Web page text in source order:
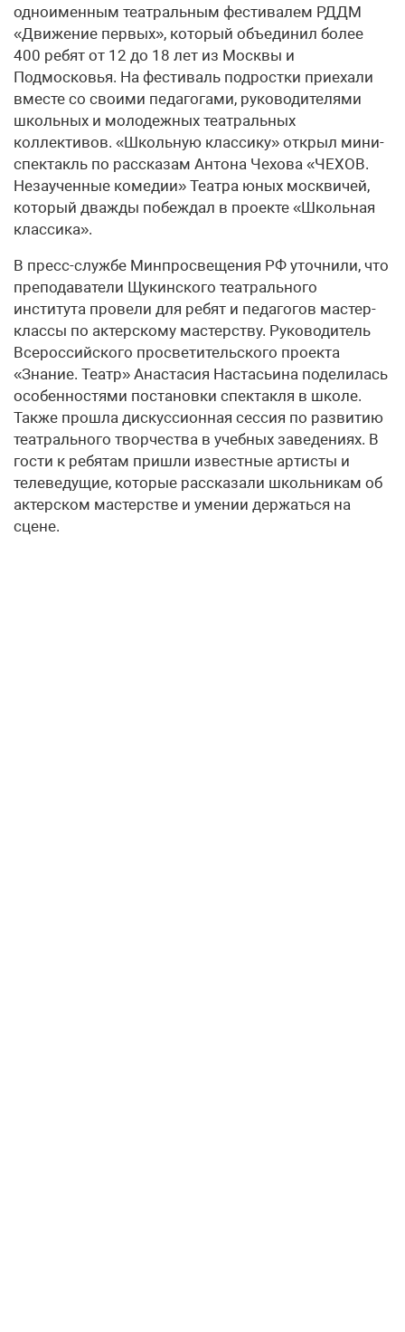
одноименным театральным фестивалем РДДМ
«Движение первых», который объединил более
400 ребят от 12 до 18 лет из Москвы и
Подмосковья. На фестиваль подростки приехали
вместе со своими педагогами, руководителями
школьных и молодежных театральных
коллективов. «Школьную классику» открыл мини-
спектакль по рассказам Антона Чехова «ЧЕХОВ.
Незаученные комедии» Театра юных москвичей,
который дважды побеждал в проекте «Школьная
классика».
В пресс-службе Минпросвещения РФ уточнили, что
преподаватели Щукинского театрального
института провели для ребят и педагогов мастер-
классы по актерскому мастерству. Руководитель
Всероссийского просветительского проекта
«Знание. Театр» Анастасия Настасьина поделилась
особенностями постановки спектакля в школе.
Также прошла дискуссионная сессия по развитию
театрального творчества в учебных заведениях. В
гости к ребятам пришли известные артисты и
телеведущие, которые рассказали школьникам об
актерском мастерстве и умении держаться на
сцене.